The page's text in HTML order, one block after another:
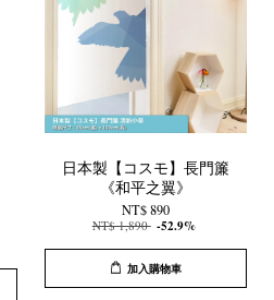
日本製【コスモ】長門簾
《和平之翼》
NT$ 890
NT$ 1,890 -52.9%
加入購物車